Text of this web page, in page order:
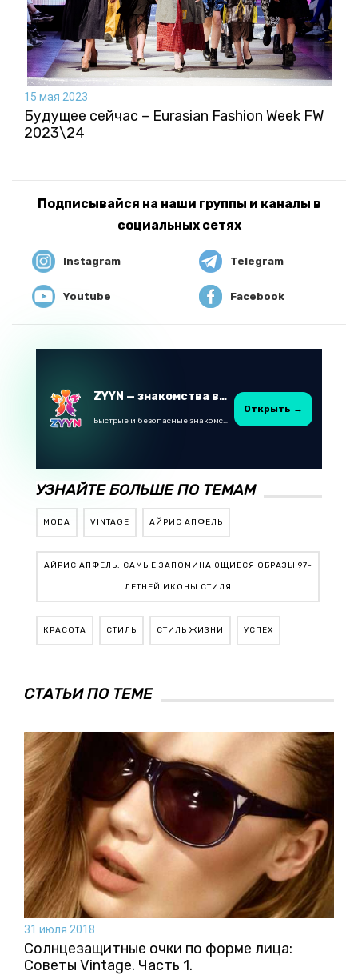
15 мая 2023
Будущее сейчас – Eurasian Fashion Week FW
2023\24
Подписывайся на наши группы и каналы в
социальных сетях
Instagram Telegram
Youtube Facebook
ZYYN — знакомства в Казахстане
Быстрые и безопасные знакомства в Telegram
Открыть →
УЗНАЙТЕ БОЛЬШЕ ПО ТЕМАМ
MODA VINTAGE АЙРИС АПФЕЛЬ
АЙРИС АПФЕЛЬ: САМЫЕ ЗАПОМИНАЮЩИЕСЯ ОБРАЗЫ 97-
ЛЕТНЕЙ ИКОНЫ СТИЛЯ
КРАСОТА СТИЛЬ СТИЛЬ ЖИЗНИ УСПЕХ
СТАТЬИ ПО ТЕМЕ
31 июля 2018
Солнцезащитные очки по форме лица:
Советы Vintage. Часть 1.